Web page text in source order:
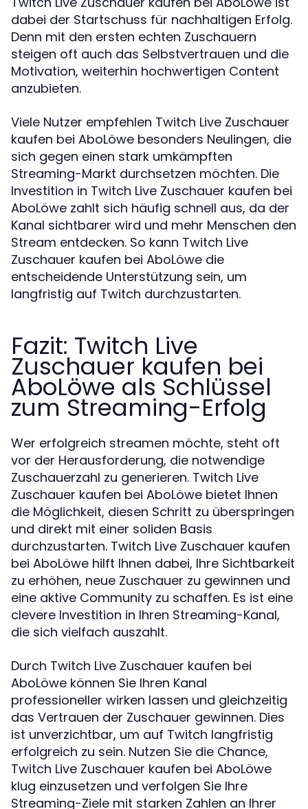
dabei der Startschuss für nachhaltigen Erfolg.
Denn mit den ersten echten Zuschauern
steigen oft auch das Selbstvertrauen und die
Motivation, weiterhin hochwertigen Content
anzubieten.
Viele Nutzer empfehlen Twitch Live Zuschauer
kaufen bei AboLöwe besonders Neulingen, die
sich gegen einen stark umkämpften
Streaming-Markt durchsetzen möchten. Die
Investition in Twitch Live Zuschauer kaufen bei
AboLöwe zahlt sich häufig schnell aus, da der
Kanal sichtbarer wird und mehr Menschen den
Stream entdecken. So kann Twitch Live
Zuschauer kaufen bei AboLöwe die
entscheidende Unterstützung sein, um
langfristig auf Twitch durchzustarten.
Fazit: Twitch Live
Zuschauer kaufen bei
AboLöwe als Schlüssel
zum Streaming-Erfolg
Wer erfolgreich streamen möchte, steht oft
vor der Herausforderung, die notwendige
Zuschauerzahl zu generieren. Twitch Live
Zuschauer kaufen bei AboLöwe bietet Ihnen
die Möglichkeit, diesen Schritt zu überspringen
und direkt mit einer soliden Basis
durchzustarten. Twitch Live Zuschauer kaufen
bei AboLöwe hilft Ihnen dabei, Ihre Sichtbarkeit
zu erhöhen, neue Zuschauer zu gewinnen und
eine aktive Community zu schaffen. Es ist eine
clevere Investition in Ihren Streaming-Kanal,
die sich vielfach auszahlt.
Durch Twitch Live Zuschauer kaufen bei
AboLöwe können Sie Ihren Kanal
professioneller wirken lassen und gleichzeitig
das Vertrauen der Zuschauer gewinnen. Dies
ist unverzichtbar, um auf Twitch langfristig
erfolgreich zu sein. Nutzen Sie die Chance,
Twitch Live Zuschauer kaufen bei AboLöwe
klug einzusetzen und verfolgen Sie Ihre
Streaming-Ziele mit starken Zahlen an Ihrer